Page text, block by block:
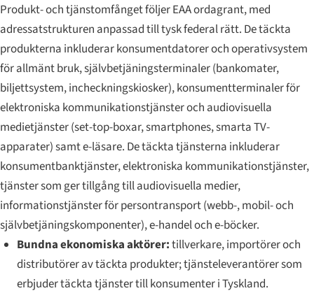
Produkt- och tjänstomfånget följer EAA ordagrant, med
adressatstrukturen anpassad till tysk federal rätt. De täckta
produkterna inkluderar konsumentdatorer och operativsystem
för allmänt bruk, självbetjäningsterminaler (bankomater,
biljettsystem, incheckningskiosker), konsumentterminaler för
elektroniska kommunikationstjänster och audiovisuella
medietjänster (set-top-boxar, smartphones, smarta TV-
apparater) samt e-läsare. De täckta tjänsterna inkluderar
konsumentbanktjänster, elektroniska kommunikationstjänster,
tjänster som ger tillgång till audiovisuella medier,
informationstjänster för persontransport (webb-, mobil- och
självbetjäningskomponenter), e-handel och e-böcker.
Bundna ekonomiska aktörer:tillverkare, importörer och
distributörer av täckta produkter; tjänsteleverantörer som
erbjuder täckta tjänster till konsumenter i Tyskland.